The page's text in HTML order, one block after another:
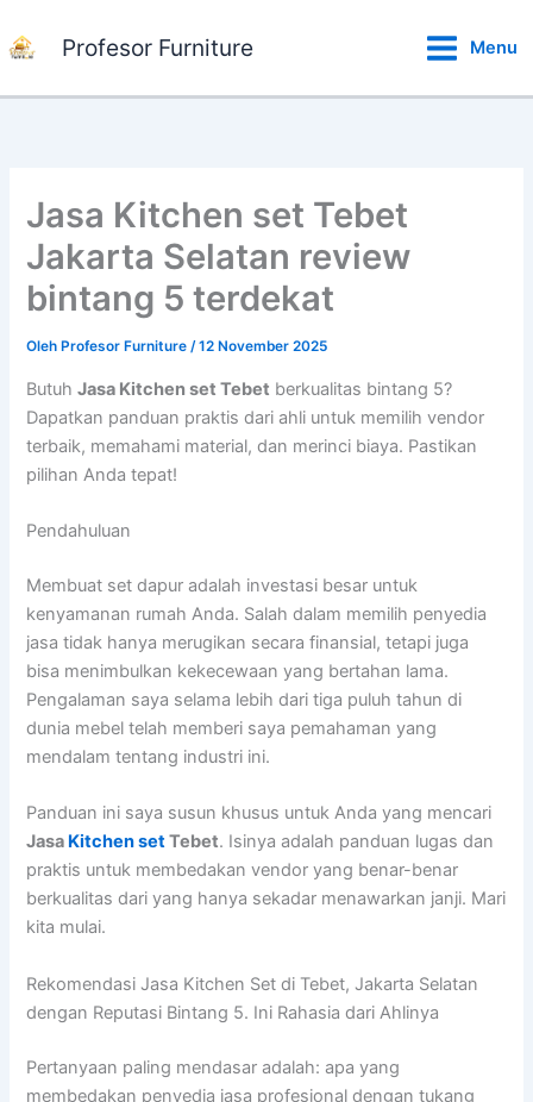
ke
Profesor Furniture Menu
Jasa Kitchen set Tebet
Jakarta Selatan review
bintang 5 terdekat
Oleh Profesor Furniture/12 November 2025
ButuhJasa Kitchen set Tebet berkualitas bintang 5?
Dapatkan panduan praktis dari ahli untuk memilih vendor
terbaik, memahami material, dan merinci biaya. Pastikan
pilihan Anda tepat!
Pendahuluan
Membuat set dapur adalah investasi besar untuk
kenyamanan rumah Anda. Salah dalam memilih penyedia
jasa tidak hanya merugikan secara finansial, tetapi juga
bisa menimbulkan kekecewaan yang bertahan lama.
Pengalaman saya selama lebih dari tiga puluh tahun di
dunia mebel telah memberi saya pemahaman yang
mendalam tentang industri ini.
Panduan ini saya susun khusus untuk Anda yang mencari
Jasa Kitchen setTebet. Isinya adalah panduan lugas dan
praktis untuk membedakan vendor yang benar-benar
berkualitas dari yang hanya sekadar menawarkan janji. Mari
kita mulai.
Rekomendasi Jasa Kitchen Set di Tebet, Jakarta Selatan
dengan Reputasi Bintang 5. Ini Rahasia dari Ahlinya
Pertanyaan paling mendasar adalah: apa yang
membedakan penyedia jasa profesional dengan tukang